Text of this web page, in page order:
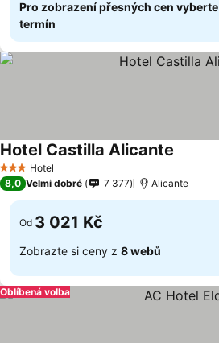
Pro zobrazení přesných cen vyberte
termín
3 Počet hvězdiček
Hotel
Hotel Castilla Alicante
8,0 Velmi dobré 7 377 Alicante
Od 3 021 Kč
Zobrazte si ceny z 8 webů
Oblíbená volba